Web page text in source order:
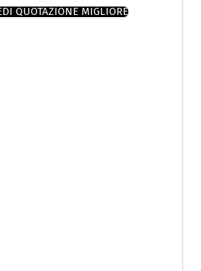
QUOTAZIONE MIGLIORE